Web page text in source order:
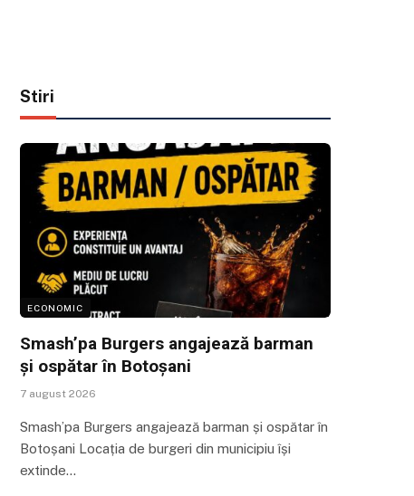
Stiri
ECONOMIC
Smash’pa Burgers angajează barman
și ospătar în Botoșani
7 august 2026
Smash’pa Burgers angajează barman și ospătar în
Botoșani Locația de burgeri din municipiu își
extinde…